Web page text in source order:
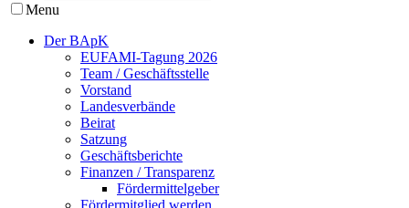
Menu
Der BApK
EUFAMI-Tagung 2026
Team / Geschäftsstelle
Vorstand
Landesverbände
Beirat
Satzung
Geschäftsberichte
Finanzen / Transparenz
Fördermittelgeber
Fördermitglied werden